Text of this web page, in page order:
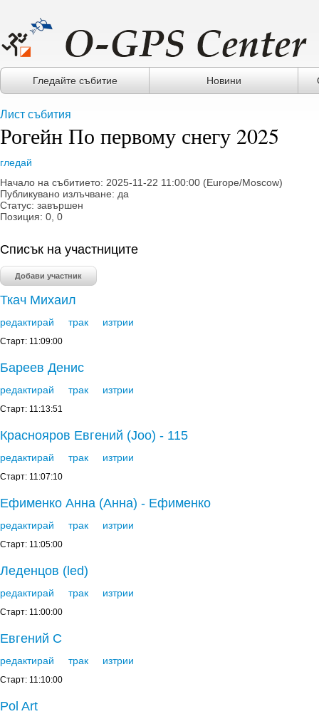
Гледайте събитие Новини
Лист събития
Рогейн По первому снегу 2025
гледай
Начало на събитието: 2025-11-22 11:00:00 (Europe/Moscow)
Публикувано излъчване: да
Статус: завършен
Позиция: 0, 0
Списък на участниците
Добави участник
Ткач Михаил
редактирай трак изтрии
Старт: 11:09:00
Бареев Денис
редактирай трак изтрии
Старт: 11:13:51
Краснояров Евгений (Joo) - 115
редактирай трак изтрии
Старт: 11:07:10
Ефименко Анна (Анна) - Ефименко
редактирай трак изтрии
Старт: 11:05:00
Леденцов (led)
редактирай трак изтрии
Старт: 11:00:00
Евгений С
редактирай трак изтрии
Старт: 11:10:00
Pol Art